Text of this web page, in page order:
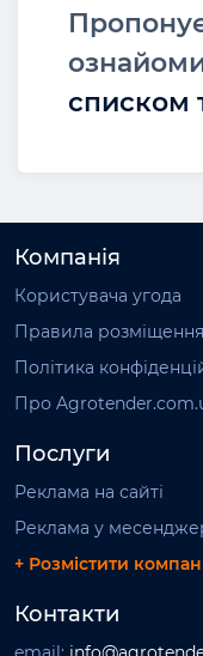
списком
Компанія
Користувача угода
Правила
Політика
Про
Послуги
Реклама на сайті
Реклама у
+ Розмістити
Контакти